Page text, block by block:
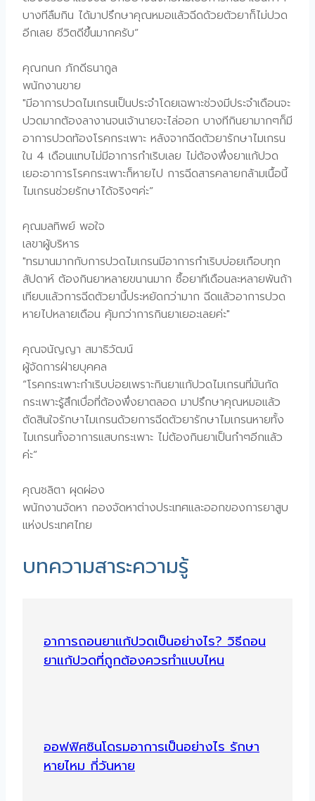
บางทีลืมกิน ได้มาปรึกษาคุณหมอแล้วฉีดด้วยตัวยาก็ไม่ปวด
อีกเลย ชีวิตดีขึ้นมากครับ”
คุณกนก ภักดีธนากูล
พนักงานขาย
"มีอาการปวดไมเกรนเป็นประจำโดยเฉพาะช่วงมีประจำเดือนจะ
ปวดมากต้องลางานจนเจ้านายจะไล่ออก บางทีกินยามากๆก็มี
อาการปวดท้องโรคกระเพาะ หลังจากฉีดตัวยารักษาไมเกรน
ใน 4 เดือนแทบไม่มีอาการกำเริบเลย ไม่ต้องพึ่งยาแก้ปวด
เยอะอาการโรคกระเพาะก็หายไป การฉีดสารคลายกล้ามเนื้อนี้
ไมเกรนช่วยรักษาได้จริงๆค่ะ”
คุณมลทิพย์ พอใจ
เลขาผู้บริหาร
"ทรมานมากกับการปวดไมเกรนมีอาการกำเริบบ่อยเกือบทุก
สัปดาห์ ต้องกินยาหลายขนานมาก ซื้อยาทีเดือนละหลายพันถ้า
เทียบแล้วการฉีดตัวยานี้ประหยัดกว่ามาก ฉีดแล้วอาการปวด
หายไปหลายเดือน คุ้มกว่าการกินยาเยอะเลยค่ะ"
คุณจนัญญา สมาธิวัฒน์
ผู้จัดการฝ่ายบุคคล
“โรคกระเพาะกำเริบบ่อยเพราะกินยาแก้ปวดไมเกรนที่มันกัด
กระเพาะรู้สึกเบื่อที่ต้องพึ่งยาตลอด มาปรึกษาคุณหมอแล้ว
ตัดสินใจรักษาไมเกรนด้วยการฉีดตัวยารักษาไมเกรนหายทั้ง
ไมเกรนทั้งอาการแสบกระเพาะ ไม่ต้องกินยาเป็นกำๆอีกแล้ว
ค่ะ”
คุณชลิตา ผุดผ่อง
พนักงานจัดหา กองจัดหาต่างประเทศและออกของการยาสูบ
แห่งประเทศไทย
บทความสาระความรู้
อาการถอนยาแก้ปวดเป็นอย่างไร? วิธีถอน
ยาแก้ปวดที่ถูกต้องควรทำแบบไหน
ออฟฟิศซินโดรมอาการเป็นอย่างไร รักษา
หายไหม กี่วันหาย